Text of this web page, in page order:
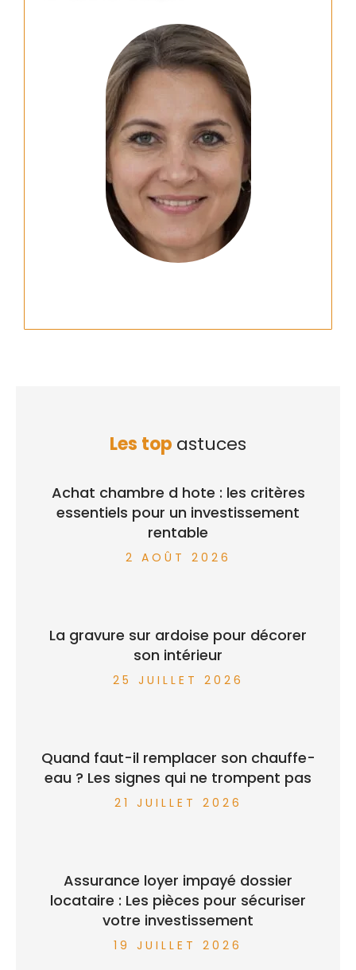
Les top astuces
Achat chambre d hote : les critères
essentiels pour un investissement
rentable
2 AOÛT 2026
La gravure sur ardoise pour décorer
son intérieur
25 JUILLET 2026
Quand faut-il remplacer son chauffe-
eau ? Les signes qui ne trompent pas
21 JUILLET 2026
Assurance loyer impayé dossier
locataire : Les pièces pour sécuriser
votre investissement
19 JUILLET 2026